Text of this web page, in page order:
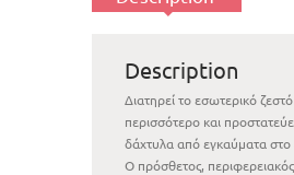
Description
Διατηρεί το εσωτερικό ζεστό
περισσότερο και
δάχτυλα από εγκαύματα στο
Ο πρόσθετος,